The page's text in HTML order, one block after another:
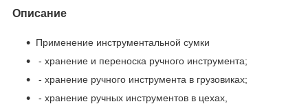
Описание
Применение инструментальной сумки
- хранение и переноска ручного инструмента;
- хранение ручного инструмента в грузовиках;
- хранение ручных инструментов в цехах,